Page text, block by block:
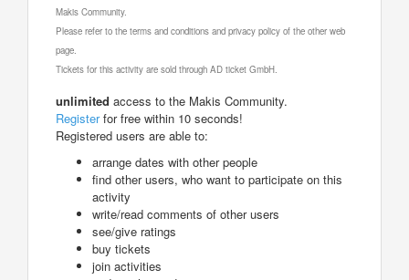
Makis Community.
Please refer to the terms and conditions and privacy policy of the other web
page.
Tickets for this activity are sold through AD ticket GmbH.
unlimited access to the Makis Community.
Registerfor free within 10 seconds!
Registered users are able to:
arrange dates with other people
find other users, who want to participate on this
activity
write/read comments of other users
see/give ratings
buy tickets
join activities